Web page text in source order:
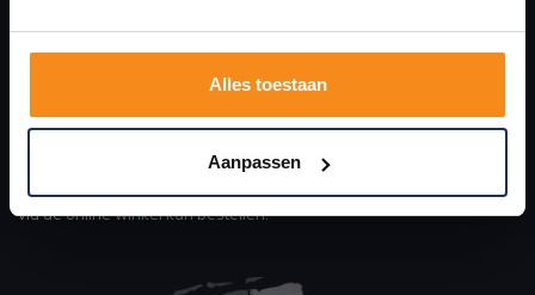
Alles toestaan
Aanpassen
showroom terecht kunt voor badkamertegels en sanitair, maar ook
via de online winkel kan bestellen!
Kom langs en ervaar zelf het verschil!